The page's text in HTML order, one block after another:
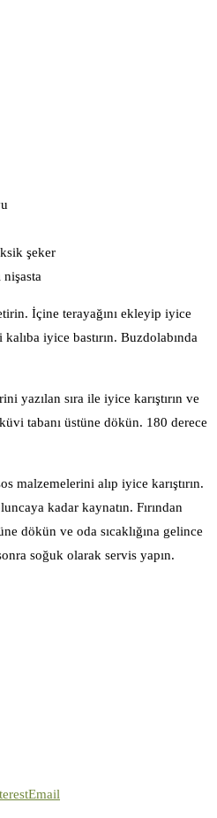
şeker
nişasta
İçine terayağını ekleyip iyice
iyice bastırın. Buzdolabında
yazılan sıra ile iyice karıştırın ve
tabanı üstüne dökün. 180 derece
malzemelerini alıp iyice karıştırın.
kadar kaynatın. Fırından
dökün ve oda sıcaklığına gelince
soğuk olarak servis yapın.
Email